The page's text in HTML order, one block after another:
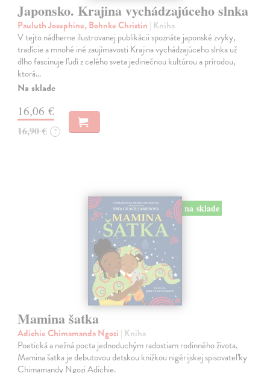
Japonsko. Krajina vychádzajúceho slnka
Pauluth Josephine, Bohnke Christin | Kniha
V tejto nádherne ilustrovanej publikácii spoznáte japonské zvyky,
tradície a mnohé iné zaujímavosti Krajina vychádzajúceho slnka už
dlho fascinuje ľudí z celého sveta jedinečnou kultúrou a prírodou,
ktorá…
Na sklade
16,06 €
16,90 € ?
na sklade
Mamina šatka
Adichie Chimamanda Ngozi | Kniha
Poetická a nežná pocta jednoduchým radostiam rodinného života.
Mamina šatka je debutovou detskou knižkou nigérijskej spisovateľky
Chimamandy Ngozi Adichie.